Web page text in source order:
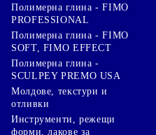
Полимерна глина - FIMO
PROFESSIONAL
Полимерна глина - FIMO
SOFT, FIMO EFFECT
Полимерна глина -
SCULPEY PREMO USA
Молдове, текстури и
отливки
Инструменти, режещи
форми, лакове за